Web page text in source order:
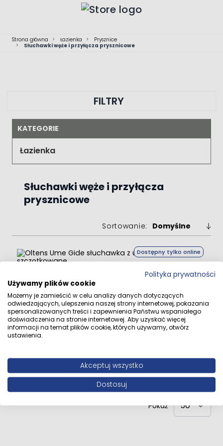
Strona główna > Łazienka >
Prysznice
>
Słuchawki węże i przyłącza prysznicowe
FILTRY
KATEGORIE
Łazienka
Słuchawki węże i przyłącza
prysznicowe
Sortowanie:
Dostępny tylko online
Oltens Ume Gide słuchawka z uchwytem złoto
szczotkowane
369,90 zł
Pokaż
Polityka prywatności
Używamy plików cookie
Możemy je zamieścić w celu analizy danych dotyczących
odwiedzających, ulepszenia naszej strony internetowej, pokazania
spersonalizowanych treści i zapewnienia Państwu wspaniałego
doświadczenia na stronie internetowej. Aby uzyskać więcej
informacji na temat plików cookie, których używamy, otwórz
ustawienia.
Akceptuj wszystko
Dostosuj